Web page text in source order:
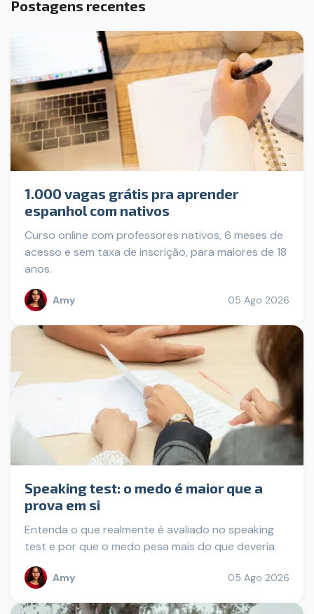
Postagens recentes
1.000 vagas grátis pra aprender
espanhol com nativos
Curso online com professores nativos, 6 meses de
acesso e sem taxa de inscrição, para maiores de 18
anos.
Amy 05 Ago 2026
Speaking test: o medo é maior que a
prova em si
Entenda o que realmente é avaliado no speaking
test e por que o medo pesa mais do que deveria.
Amy 05 Ago 2026